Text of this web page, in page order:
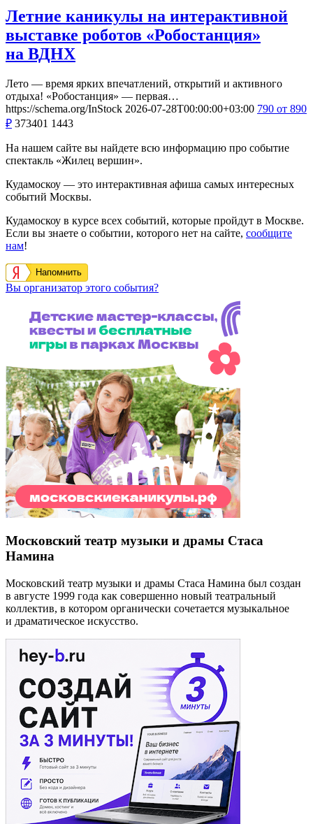
Летние каникулы на интерактивной
выставке роботов «Робостанция»
на ВДНХ
Лето — время ярких впечатлений, открытий и активного
отдыха! «Робостанция» — первая…
https://schema.org/InStock 2026-07-28T00:00:00+03:00 790 от 890
₽ 373401 1443
На нашем сайте вы найдете всю информацию про событие
спектакль «Жилец вершин».
Кудамоскоу — это интерактивная афиша самых интересных
событий Москвы.
Кудамоскоу в курсе всех событий, которые пройдут в Москве.
Если вы знаете о событии, которого нет на сайте, сообщите
нам!
Напомнить
Вы организатор этого события?
Московский театр музыки и драмы Стаса
Намина
Московский театр музыки и драмы Стаса Намина был создан
в августе 1999 года как совершенно новый театральный
коллектив, в котором органически сочетается музыкальное
и драматическое искусство.